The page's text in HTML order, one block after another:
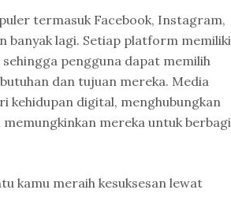
termasuk Facebook, Instagram,
banyak lagi. Setiap platform memiliki
pengguna dapat memilih
dan tujuan mereka. Media
kehidupan digital, menghubungkan
mereka untuk berbagi
kamu meraih kesuksesan lewat